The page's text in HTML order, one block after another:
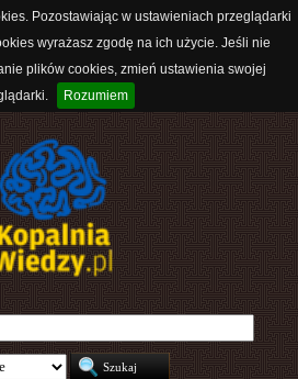
Pozostawiając w ustawieniach przeglądarki
wyrażasz zgodę na ich użycie. Jeśli nie
plików cookies, zmień ustawienia swojej
Rozumiem